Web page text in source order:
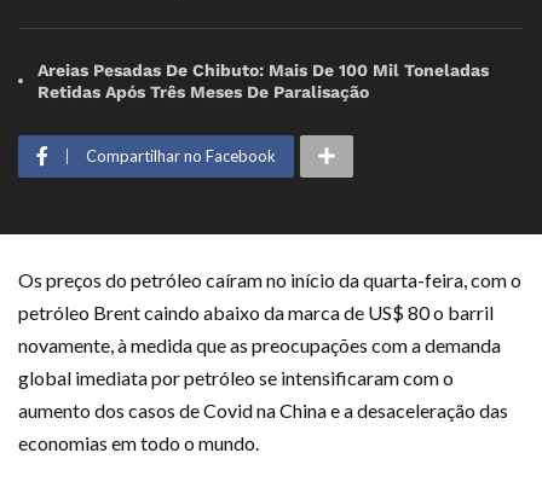
Areias Pesadas De Chibuto: Mais De 100 Mil Toneladas
Retidas Após Três Meses De Paralisação
Compartilhar no Facebook
Os preços do petróleo caíram no início da quarta-feira, com o
petróleo Brent caindo abaixo da marca de US$ 80 o barril
novamente, à medida que as preocupações com a demanda
global imediata por petróleo se intensificaram com o
aumento dos casos de Covid na China e a desaceleração das
economias em todo o mundo.